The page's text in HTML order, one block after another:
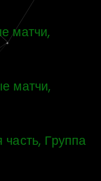
матчи,
матчи,
Группа